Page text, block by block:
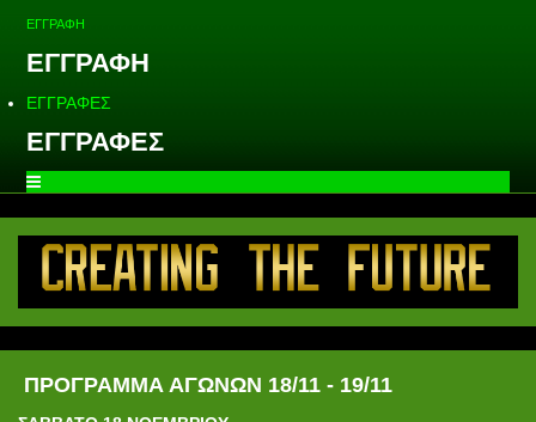
ΕΓΓΡΑΦΗ
ΕΓΓΡΑΦΗ
ΕΓΓΡΑΦΕΣ
ΕΓΓΡΑΦΕΣ
ΠΡΟΓΡΑΜΜΑ ΑΓΩΝΩΝ 18/11 - 19/11